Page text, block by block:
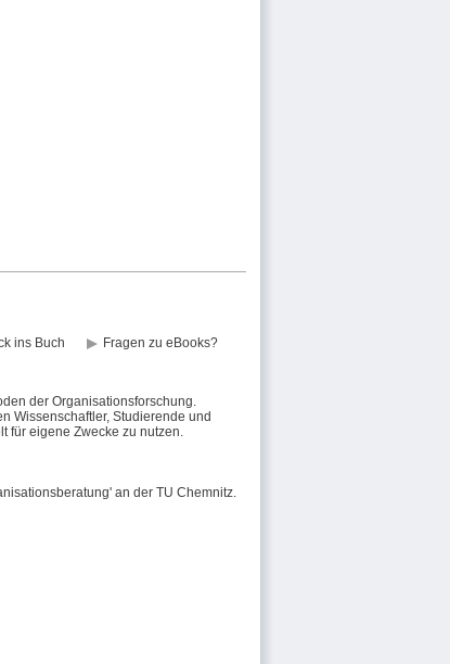
ins Buch Fragen zu eBooks?
der Organisationsforschung.
Wissenschaftler, Studierende und
für eigene Zwecke zu nutzen.
an der TU Chemnitz.